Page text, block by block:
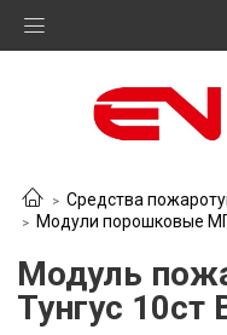
Средства
Модули порошковые
Модуль
Тунгус 10ст